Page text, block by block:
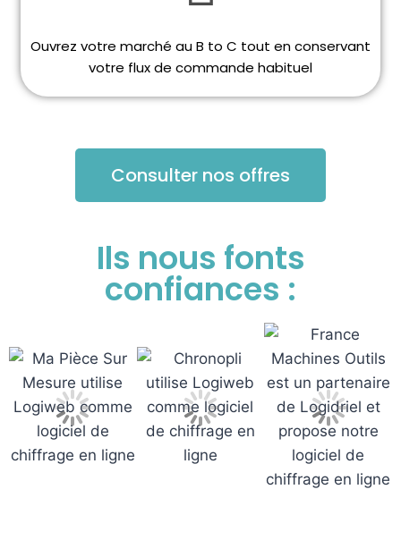
Ouvrez votre marché au B to C tout en conservant
votre flux de commande habituel
Consulter nos offres
Ils nous fonts
confiances :